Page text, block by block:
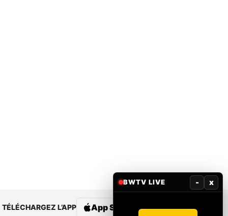
TÉLÉCHARGEZ L’APP App Store Google Play
BWTV LIVE - x